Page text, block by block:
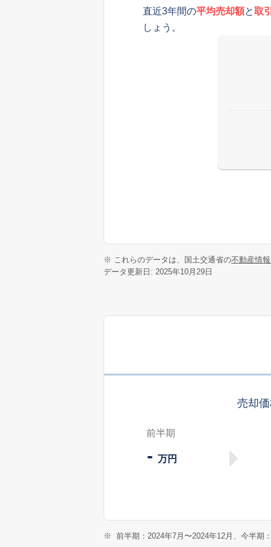
直近3年間の平均売却額と取
しょう。
※ これらのデータは、国土交通省の不動産情
データ更新日: 2025年10月29日
売却
前半期
-万円
※
前半期：2024年7月〜2024年12月、今半期